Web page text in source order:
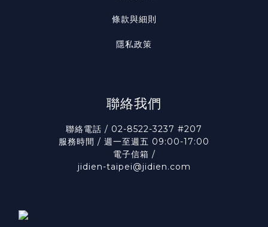
條款與細則
隱私政策
聯絡我們
聯絡電話 / 02-8522-3237 #207
服務時間 / 週一至週五 09:00-17:00
電子信箱 /
jidien-taipei@jidien.com